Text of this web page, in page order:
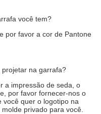
você tem?
por favor a cor de Pantone
na garrafa?
a impressão de seda, o
por favor fornecer-nos o
você quer o logotipo na
privado para você.